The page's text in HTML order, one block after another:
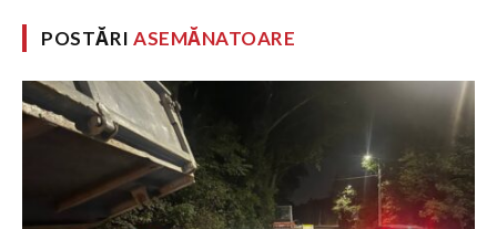
POSTĂRIASEMĂNATOARE